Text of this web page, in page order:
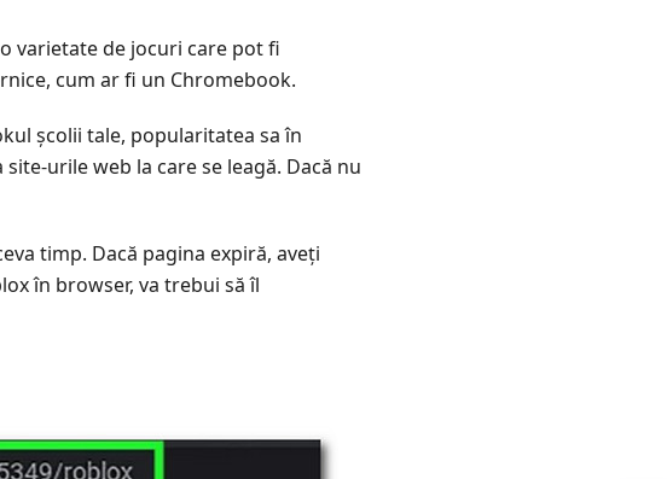
varietate de jocuri care pot fi
cum ar fi un Chromebook.
școlii tale, popularitatea sa în
urile web la care se leagă. Dacă nu
timp. Dacă pagina expiră, aveți
în browser, va trebui să îl